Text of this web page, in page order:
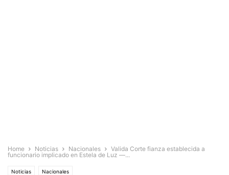
Home Noticias Nacionales
Valida Corte fianza establecida a
funcionario implicado en Estela de Luz —...
Noticias Nacionales